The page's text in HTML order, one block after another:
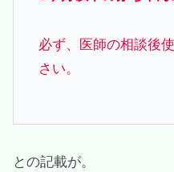
必ず、医師の相談後
さい。
との記載が。